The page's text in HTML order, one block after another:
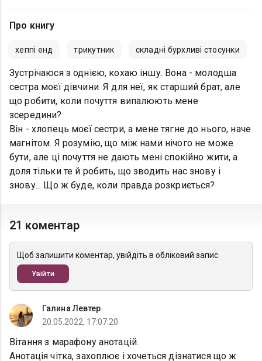
Про книгу
хеппі енд трикутник складні бурхливі стосунки
Зустрічаюся з однією, кохаю іншу. Вона - молодша
сестра моєї дівчини. Я для неї, як старший брат, але
що робити, коли почуття випалюють мене
зсередини?
Він - хлопець моєї сестри, а мене тягне до нього, наче
магнітом. Я розумію, що між нами нічого не може
бути, але ці почуття не дають мені спокійно жити, а
доля тільки те й робить, що зводить нас знову і
знову... Що ж буде, коли правда розкриється?
21 коментар
Щоб залишити коментар, увійдіть в обліковий запис
Увійти
Галина Левтер
20.05.2022, 17:07:20
Вітання з марафону анотацій.
Анотація чітка, захоплює і хочеться дізнатися що ж